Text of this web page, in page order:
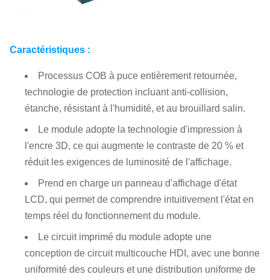
Caractéristiques :
Processus COB à puce entièrement retournée,
technologie de protection incluant anti-collision,
étanche, résistant à l'humidité, et au brouillard salin.
Le module adopte la technologie d'impression à
l'encre 3D, ce qui augmente le contraste de 20 % et
réduit les exigences de luminosité de l'affichage.
Prend en charge un panneau d'affichage d'état
LCD, qui permet de comprendre intuitivement l'état en
temps réel du fonctionnement du module.
Le circuit imprimé du module adopte une
conception de circuit multicouche HDI, avec une bonne
uniformité des couleurs et une distribution uniforme de